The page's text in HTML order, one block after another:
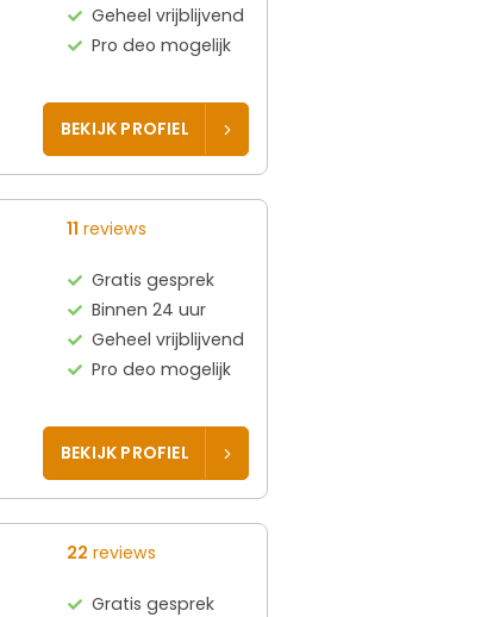
Geheel vrijblijvend
Pro deo mogelijk
BEKIJK PROFIEL
11 reviews
Gratis gesprek
Binnen 24 uur
Geheel vrijblijvend
Pro deo mogelijk
BEKIJK PROFIEL
22 reviews
Gratis gesprek